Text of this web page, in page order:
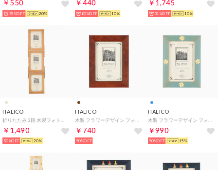
￥550
75%OFF 20%
￥440
80%OFF 10%
￥1,745
31%OFF 10%
ITALICO
￥1,490
50%OFF 20%
ITALICO
￥740
50%OFF
ITALICO
￥990
50%OFF 15%